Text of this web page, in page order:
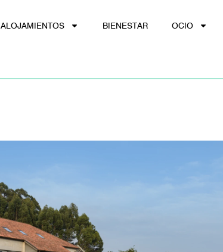
ALOJAMIENTOS BIENESTAR OCIO